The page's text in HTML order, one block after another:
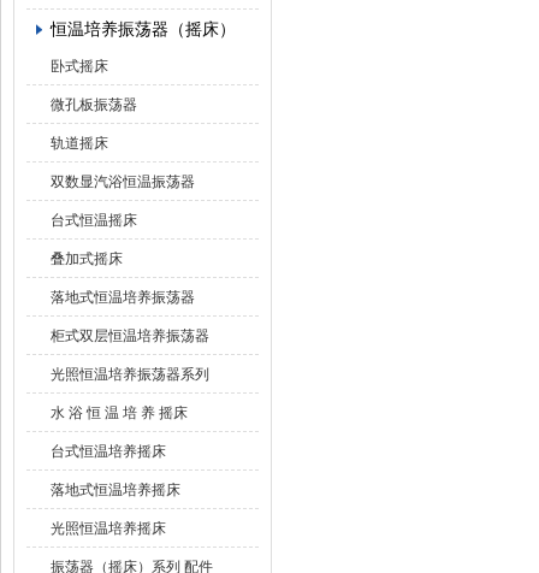
恒温培养振荡器（摇床）
卧式摇床
微孔板振荡器
轨道摇床
双数显汽浴恒温振荡器
台式恒温摇床
叠加式摇床
落地式恒温培养振荡器
柜式双层恒温培养振荡器
光照恒温培养振荡器系列
水 浴 恒 温 培 养 摇床
台式恒温培养摇床
落地式恒温培养摇床
光照恒温培养摇床
振荡器（摇床）系列 配件